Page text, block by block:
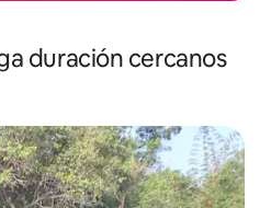
duración cercanos